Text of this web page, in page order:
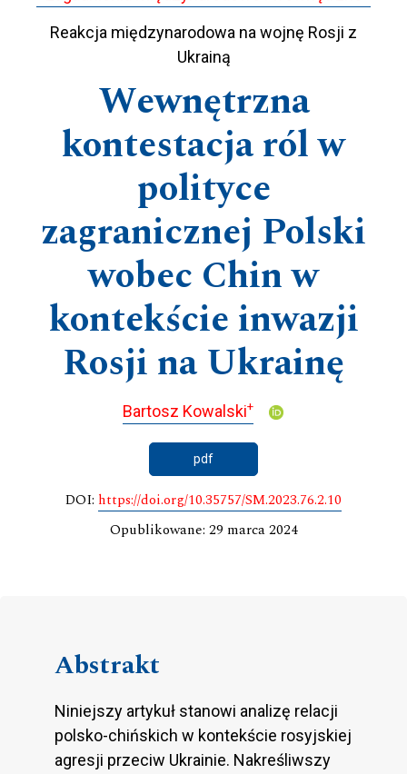
Reakcja międzynarodowa na wojnę Rosji z
Ukrainą
Wewnętrzna
kontestacja ról w
polityce
zagranicznej Polski
wobec Chin w
kontekście inwazji
Rosji na Ukrainę
Bartosz Kowalski+
pdf
DOI: https://doi.org/10.35757/SM.2023.76.2.10
Opublikowane: 29 marca 2024
Abstrakt
Niniejszy artykuł stanowi analizę relacji
polsko-chińskich w kontekście rosyjskiej
agresji przeciw Ukrainie. Nakreśliwszy